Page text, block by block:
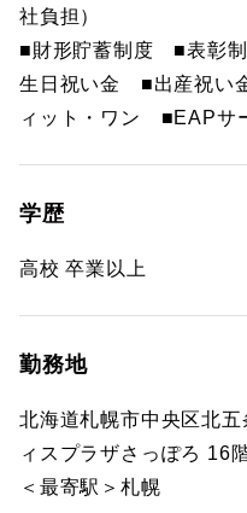
社負担）
■財形貯蓄制度 ■表彰
生日祝い金 ■出産祝
ィット・ワン ■EAPサ
学歴
高校 卒業以上
勤務地
北海道札幌市中央区北
ィスプラザさっぽろ 16
＜最寄駅＞札幌